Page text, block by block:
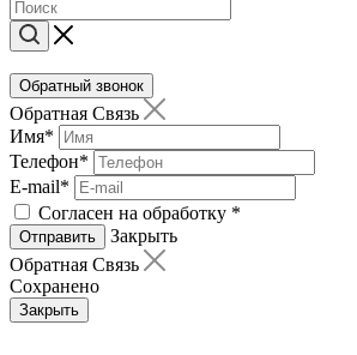
Обратный звонок
Обратная Связь
Имя*
Телефон*
E-mail*
Согласен на обработку *
Отправить
Закрыть
Обратная Связь
Сохранено
Закрыть